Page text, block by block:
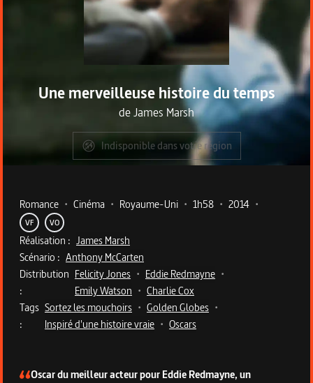
Une merveilleuse histoire du temps
deJames Marsh
Indisponible dans votre région
Metadata du programme
Romance • Cinéma • Royaume-Uni • 1h58 • 2014 •
VF VO
Réalisation : James Marsh
Scénario : Anthony McCarten
Distribution
:
Felicity Jones • Eddie Redmayne •
Emily Watson • Charlie Cox
Tags
:
Sortez les mouchoirs • Golden Globes •
Inspiré d'une histoire vraie • Oscars
Oscar du meilleur acteur pour Eddie Redmayne, un